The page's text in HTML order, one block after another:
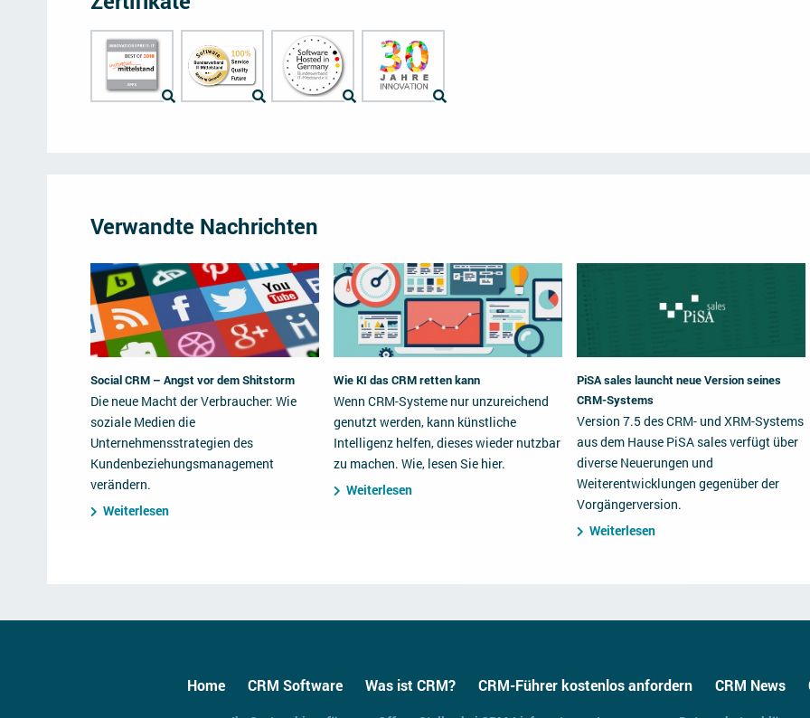
Verwandte Nachrichten
Social CRM – Angst vor dem Shitstorm
Die neue Macht der Verbraucher: Wie
soziale Medien die
Unternehmensstrategien des
Kundenbeziehungsmanagement
verändern.
Weiterlesen
Wie KI das CRM retten kann
Wenn CRM-Systeme nur unzureichend
genutzt werden, kann künstliche
Intelligenz helfen, dieses wieder nutzbar
zu machen. Wie, lesen Sie hier.
Weiterlesen
PiSA sales launcht neue Version seines
CRM-Systems
Version 7.5 des CRM- und XRM-Systems
aus dem Hause PiSA sales verfügt über
diverse Neuerungen und
Weiterentwicklungen gegenüber der
Vorgängerversion.
Weiterlesen
Home CRM Software Was ist CRM? CRM-Führer kostenlos anfordern CRM News